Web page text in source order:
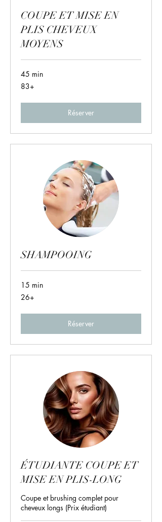
COUPE ET MISE EN
PLIS CHEVEUX
MOYENS
45 min
83+
83+
Réserver
SHAMPOOING
15 min
26+
26+
Réserver
ÉTUDIANTE COUPE ET
MISE EN PLIS-LONG
Coupe et brushing complet pour
cheveux longs (Prix étudiant)